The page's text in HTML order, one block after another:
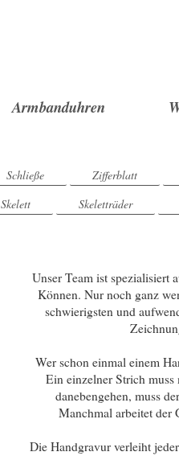
Armbanduhren
Schließe Zifferblatt
Skelett Skeletträder
Unser Team ist spezialisiert
Können. Nur noch ganz
schwierigsten und
Wer schon einmal einem
Ein einzelner Strich
danebengehen, muss
Manchmal arbeitet der
Die Handgravur verleiht